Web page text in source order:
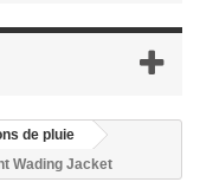
de pluie
Wading Jacket